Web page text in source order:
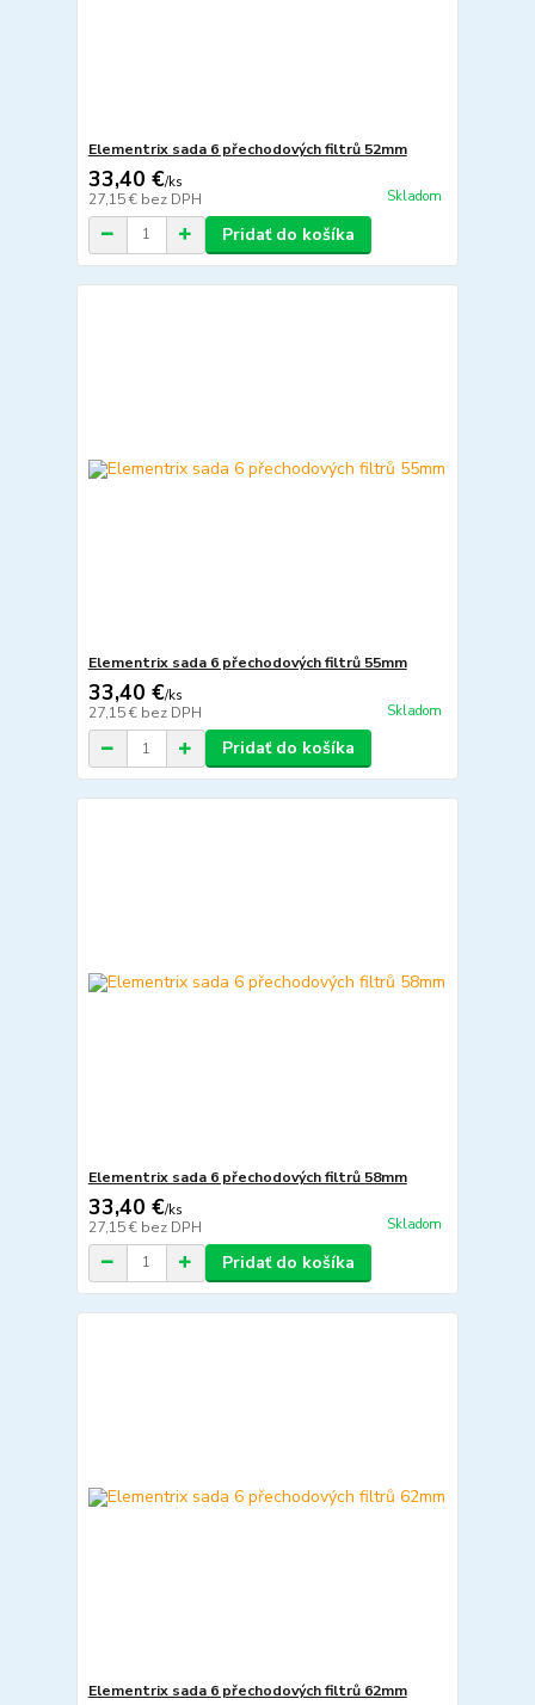
Elementrix sada 6 přechodových filtrů 52mm
33,40 €/ks
27,15 € bez DPH Skladom
Pridať do košíka
Elementrix sada 6 přechodových filtrů 55mm
33,40 €/ks
27,15 € bez DPH Skladom
Pridať do košíka
Elementrix sada 6 přechodových filtrů 58mm
33,40 €/ks
27,15 € bez DPH Skladom
Pridať do košíka
Elementrix sada 6 přechodových filtrů 62mm